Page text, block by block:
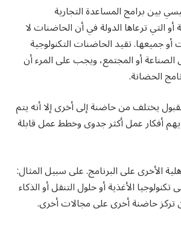
بين برامج المساعدة التجارية
التي ترعاها الدولة في أن الحاضنات لا
جميعها. تقيد الحاضنات التكنولوجية
أو المجتمع، ويجب على المرء أن
الحضانة.
يختلف من حاضنة إلى أخرى إلا أنه يتم
أفكار عمل أكثر جدوى وخطط عمل قابلة
الأخرى على البرنامج. على سبيل المثال:
الأغذية أو حلول التنقل أو الذكاء
حاضنة أخرى على مجالات أخرى.